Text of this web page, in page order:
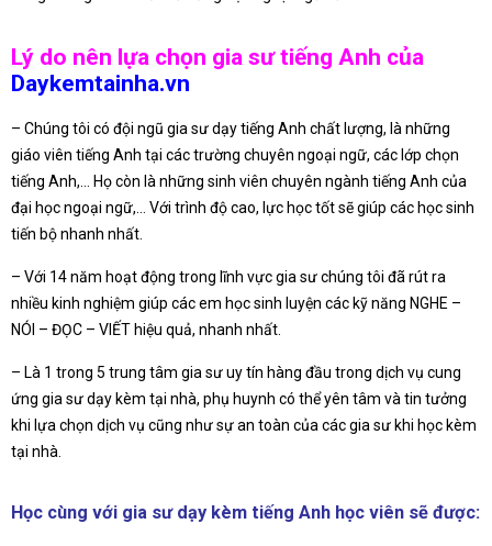
Lý do nên lựa chọn gia sư tiếng Anh của
Daykemtainha.vn
– Chúng tôi có đội ngũ gia sư dạy tiếng Anh chất lượng, là những
giáo viên tiếng Anh tại các trường chuyên ngoại ngữ, các lớp chọn
tiếng Anh,… Họ còn là những sinh viên chuyên ngành tiếng Anh của
đại học ngoại ngữ,… Với trình độ cao, lực học tốt sẽ giúp các học sinh
tiến bộ nhanh nhất.
– Với 14 năm hoạt động trong lĩnh vực gia sư chúng tôi đã rút ra
nhiều kinh nghiệm giúp các em học sinh luyện các kỹ năng NGHE –
NÓI – ĐỌC – VIẾT hiệu quả, nhanh nhất.
– Là 1 trong 5 trung tâm gia sư uy tín hàng đầu trong dịch vụ cung
ứng gia sư dạy kèm tại nhà, phụ huynh có thể yên tâm và tin tưởng
khi lựa chọn dịch vụ cũng như sự an toàn của các gia sư khi học kèm
tại nhà.
Học cùng với gia sư dạy kèm tiếng Anh học viên sẽ được: